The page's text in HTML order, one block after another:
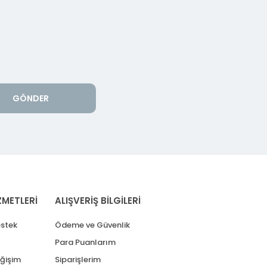
GÖNDER
ALIŞVERİŞ BİLGİLERİ
Ödeme ve Güvenlik
Para Puanlarım
Siparişlerim